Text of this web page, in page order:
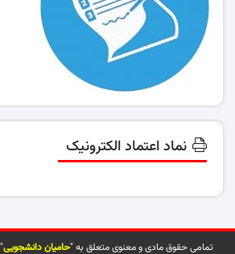
نماد اعتماد الکترونیک
تمامی حقوق مادی و معنوی متعلق به "حامیان دانشجویی